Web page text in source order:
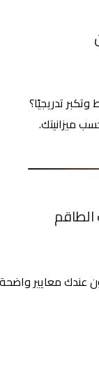
تدريجيًا؟
معايير واضحة.